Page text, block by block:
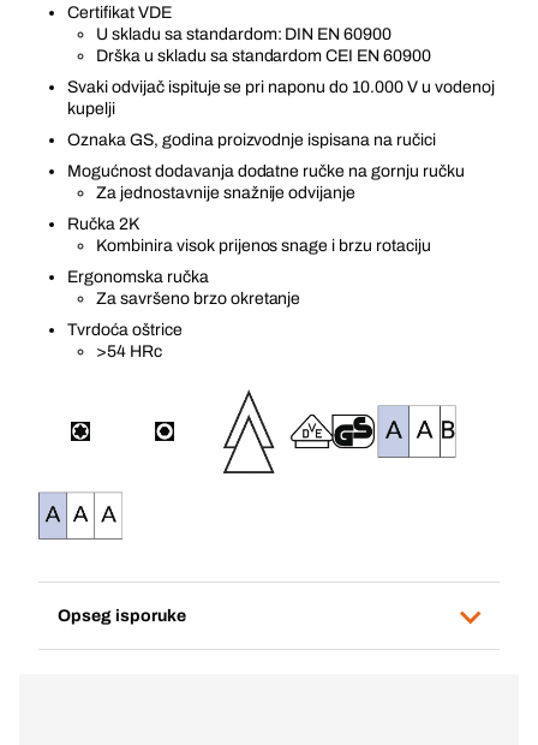
Certifikat VDE
U skladu sa standardom: DIN EN 60900
Drška u skladu sa standardom CEI EN 60900
Svaki odvijač ispituje se pri naponu do 10.000 V u vodenoj
kupelji
Oznaka GS, godina proizvodnje ispisana na ručici
Mogućnost dodavanja dodatne ručke na gornju ručku
Za jednostavnije snažnije odvijanje
Ručka 2K
Kombinira visok prijenos snage i brzu rotaciju
Ergonomska ručka
Za savršeno brzo okretanje
Tvrdoća oštrice
>54 HRc
Opseg isporuke